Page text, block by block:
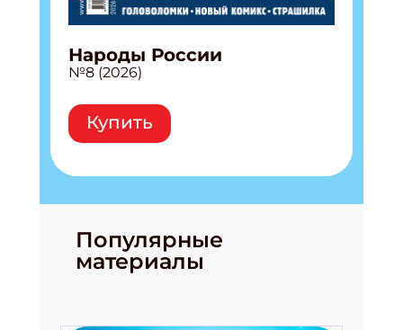
Народы России
№8 (2026)
Купить
Популярные
материалы